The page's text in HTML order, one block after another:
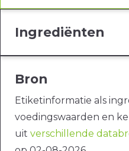
Ingrediënten
Bron
Etiketinformatie als
voedingswaarden en
uit verschillende